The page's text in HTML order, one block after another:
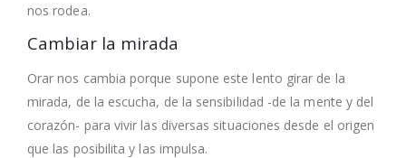
nos rodea.
Cambiar la mirada
Orar nos cambia porque supone este lento girar de la
mirada, de la escucha, de la sensibilidad -de la mente y del
corazón- para vivir las diversas situaciones desde el origen
que las posibilita y las impulsa.